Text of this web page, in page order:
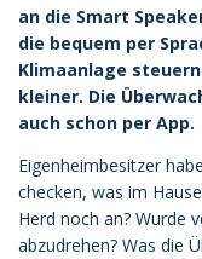
an die Smart
die bequem per
Klimaanlage
kleiner. Die
auch schon per App.
Eigenheimbesitzer
checken, was im
Herd noch an? Wurde
abzudrehen? Was die